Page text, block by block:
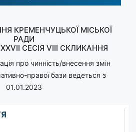
КРЕМЕНЧУЦЬКОЇ МІСЬКОЇ
РАДИ
СЕСІЯ VIII СКЛИКАННЯ
про чинність/внесення змін
правої бази ведеться з
01.01.2023